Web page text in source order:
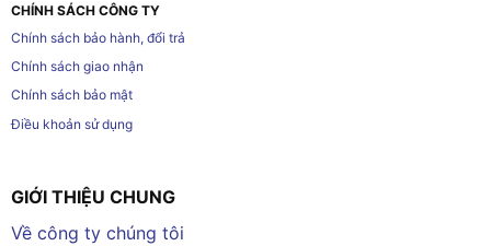
CHÍNH SÁCH CÔNG TY
Chính sách bảo hành, đổi trả
Chính sách giao nhận
Chính sách bảo mật
Điều khoản sử dụng
GIỚI THIỆU CHUNG
Về công ty chúng tôi